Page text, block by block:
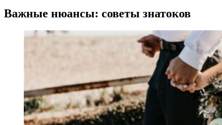
Важные нюансы: советы знатоков